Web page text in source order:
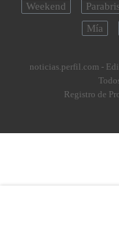
Weekend
Mía
noticias.perfil.com -
Registro de